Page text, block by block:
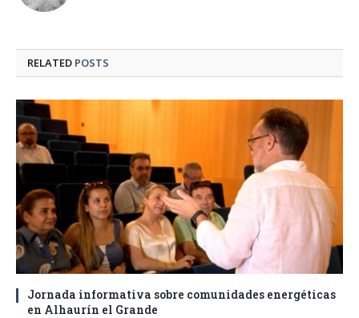
RELATED POSTS
Jornada informativa sobre comunidades energéticas
en Alhaurín el Grande